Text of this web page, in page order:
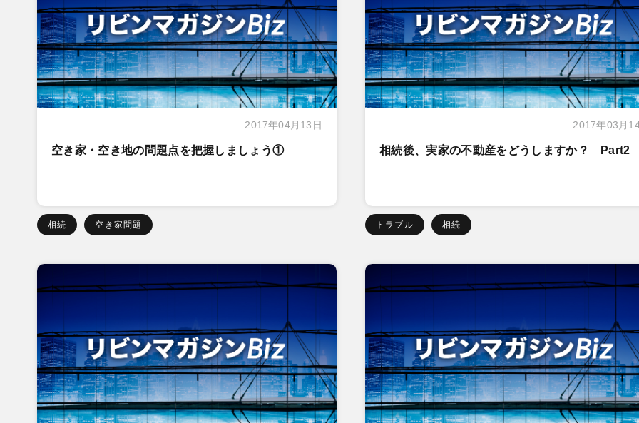
2017年04月13日
空き家・空き地の問題点を把握しましょう①
相続 空き家問題
2017年03月
相続後、実家の不動産をどうしますか？ Part2
トラブル 相続